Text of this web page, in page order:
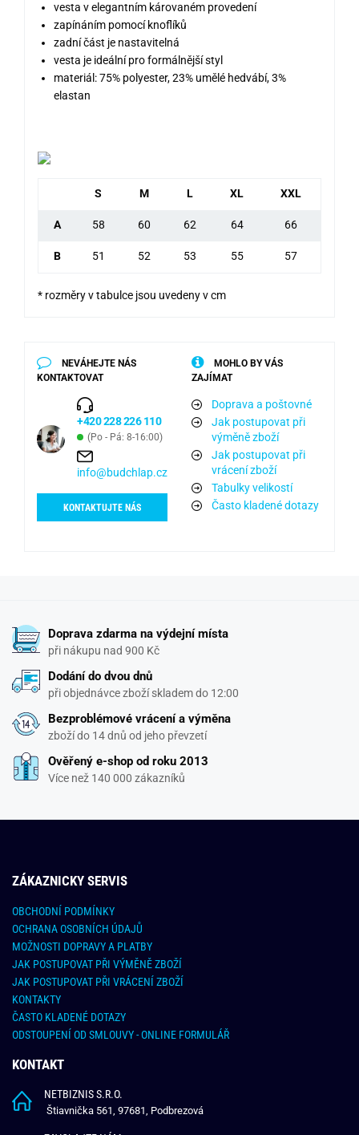
vesta v elegantním károvaném provedení
zapínáním pomocí knoflíků
zadní část je nastavitelná
vesta je ideální pro formálnější styl
materiál: 75% polyester, 23% umělé hedvábí, 3%
elastan
S M L XL XXL
A 58 60 62 64 66
B 51 52 53 55 57
* rozměry v tabulce jsou uvedeny v cm
NEVÁHEJTE NÁS
KONTAKTOVAT
+420 228 226 110
(Po - Pá: 8-16:00)
info@budchlap.cz
KONTAKTUJTE NÁS
MOHLO BY VÁS
ZAJÍMAT
Doprava a poštovné
Jak postupovat při
výměně zboží
Jak postupovat při
vrácení zboží
Tabulky velikostí
Často kladené dotazy
Doprava zdarma na výdejní místa
při nákupu nad 900 Kč
Dodání do dvou dnů
při objednávce zboží skladem do 12:00
Bezproblémové vrácení a výměna
zboží do 14 dnů od jeho převzetí
Ověřený e-shop od roku 2013
Více než 140 000 zákazníků
ZÁKAZNICKY SERVIS
OBCHODNÍ PODMÍNKY
OCHRANA OSOBNÍCH ÚDAJŮ
MOŽNOSTI DOPRAVY A PLATBY
JAK POSTUPOVAT PŘI VÝMĚNĚ ZBOŽÍ
JAK POSTUPOVAT PŘI VRÁCENÍ ZBOŽÍ
KONTAKTY
ČASTO KLADENÉ DOTAZY
ODSTOUPENÍ OD SMLOUVY - ONLINE FORMULÁŘ
KONTAKT
NETBIZNIS S.R.O.
Štiavnička 561, 97681, Podbrezová